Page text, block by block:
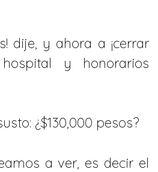
dije, y ahora a ¡cerrar
y honorarios
¿$130,000 pesos?
a ver, es decir el